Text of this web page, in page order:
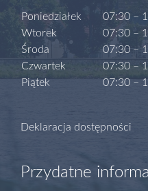
Poniedziałek
Wtorek
Środa
Czwartek
Piątek
07:30 –
07:30 –
07:30 –
07:30 –
07:30 –
Deklaracja dostępności
Przydatne